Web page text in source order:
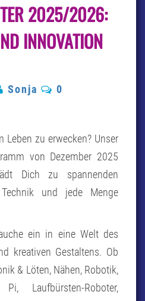
IM
WINTER
KREATIVITÄT
2025/2026:
INNOVATION
Sonja Kommentare
0
Leben zu erwecken? Unser
von Dezember 2025
Dich zu spannenden
und jede Menge
ein in eine Welt des
kreativen Gestaltens. Ob
& Löten, Nähen, Robotik,
Laufbürsten-Roboter,